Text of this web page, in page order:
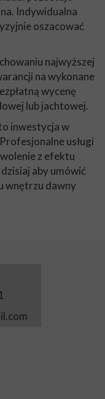
Indywidualna
oszacować
najwyższej
na wykonane
wycenę
lub jachtowej.
inwestycja w
usługi
z efektu
aby umówić
wnętrzu dawny